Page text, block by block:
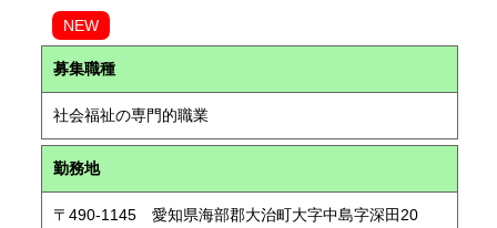
NEW
募集職種
社会福祉の専門的職業
勤務地
〒490-1145 愛知県海部郡大治町大字中島字深田20